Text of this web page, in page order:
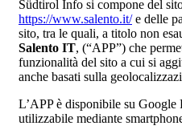
Südtirol Info si compone del
https://www.salento.it/e delle
sito, tra le quali, a titolo non
Salento IT, (“APP”) che
funzionalità del sito a cui si
anche basati sulla
L’APP è disponibile su Google
utilizzabile mediante